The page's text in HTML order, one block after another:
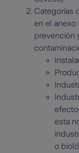
Categorías
en el anexo
prevención
esta
o